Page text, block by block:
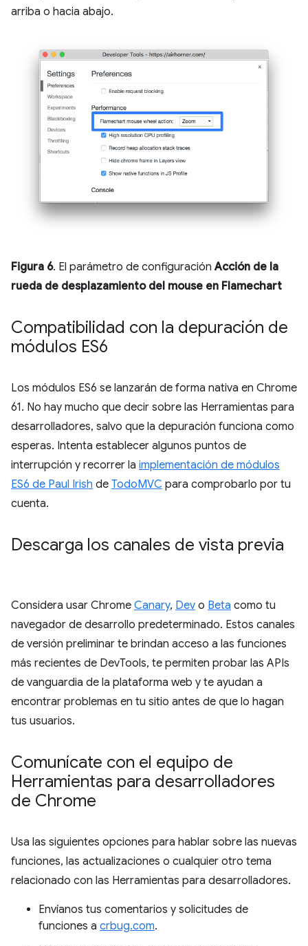
arriba o hacia abajo.
Figura 6. El parámetro de configuraciónAcción de la
rueda de desplazamiento del mouse en Flamechart
Compatibilidad con la depuración de
módulos ES6
Los módulos ES6 se lanzarán de forma nativa en Chrome
61. No hay mucho que decir sobre las Herramientas para
desarrolladores, salvo que la depuración funciona como
esperas. Intenta establecer algunos puntos de
interrupción y recorrer la implementación de módulos
ES6 de Paul Irish de TodoMVC para comprobarlo por tu
cuenta.
Descarga los canales de vista previa
Considera usar Chrome Canary, Dev o Beta como tu
navegador de desarrollo predeterminado. Estos canales
de versión preliminar te brindan acceso a las funciones
más recientes de DevTools, te permiten probar las APIs
de vanguardia de la plataforma web y te ayudan a
encontrar problemas en tu sitio antes de que lo hagan
tus usuarios.
Comunícate con el equipo de
Herramientas para desarrolladores
de Chrome
Usa las siguientes opciones para hablar sobre las nuevas
funciones, las actualizaciones o cualquier otro tema
relacionado con las Herramientas para desarrolladores.
Envíanos tus comentarios y solicitudes de
funciones a crbug.com.